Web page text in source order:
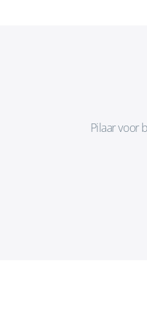
Pilaar voor